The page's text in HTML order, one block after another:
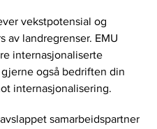
vekstpotensial og
av landregrenser. EMU
internasjonaliserte
også bedriften din
internasjonalisering.
samarbeidspartner